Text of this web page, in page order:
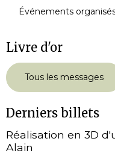
Événements
Livre d'or
Tous les messages
Derniers billets
Réalisation en 3D
Alain